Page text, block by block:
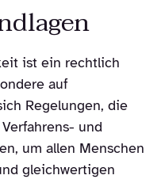
ist ein rechtlich
auf
Regelungen, die
und
um allen Menschen
gleichwertigen